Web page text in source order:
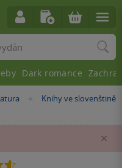
»
Knihy ve slovenštině
Dark romance